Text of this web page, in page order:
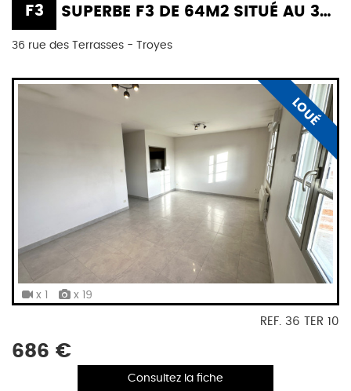
F3 SUPERBE F3 DE 64M2 SITUÉ AU 36 RUE DES TERRASSES À TROYES
36 rue des Terrasses - Troyes
x 1 x 19
LOUÉ
REF. 36 TER 10
686 €
Consultez la fiche